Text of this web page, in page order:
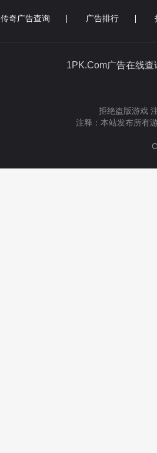
传奇广告查询 广告排行
1PK.Com广告在
拒绝盗版游戏
注释：本站发布所有